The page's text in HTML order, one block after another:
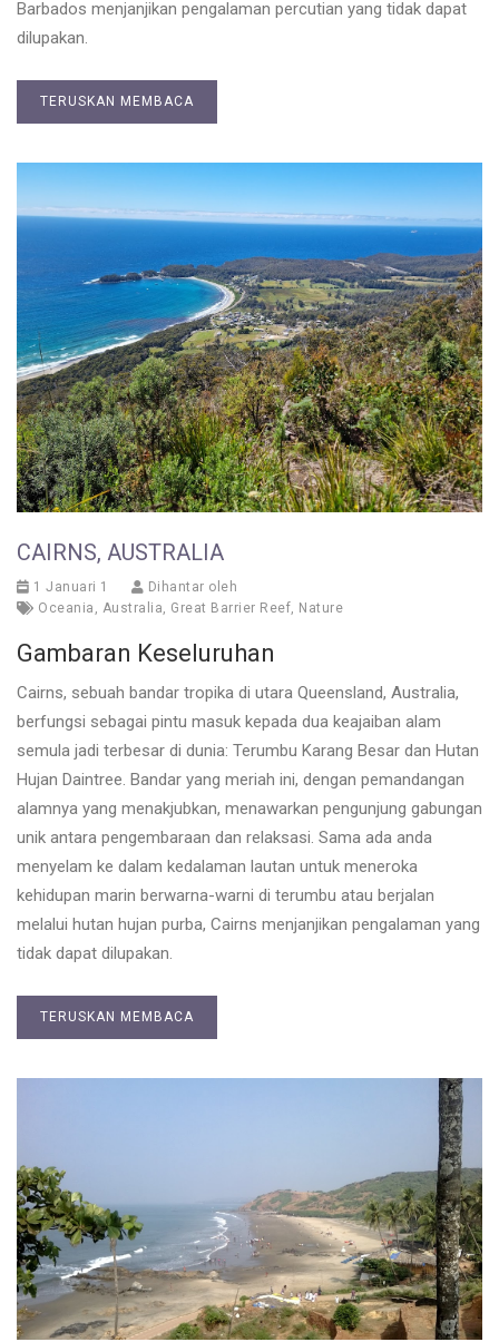
Barbados menjanjikan pengalaman percutian yang tidak dapat
dilupakan.
TERUSKAN MEMBACA
CAIRNS, AUSTRALIA
1 Januari 1
Dihantar oleh
Oceania , Australia, Great Barrier Reef, Nature
Gambaran Keseluruhan
Cairns, sebuah bandar tropika di utara Queensland, Australia,
berfungsi sebagai pintu masuk kepada dua keajaiban alam
semula jadi terbesar di dunia: Terumbu Karang Besar dan Hutan
Hujan Daintree. Bandar yang meriah ini, dengan pemandangan
alamnya yang menakjubkan, menawarkan pengunjung gabungan
unik antara pengembaraan dan relaksasi. Sama ada anda
menyelam ke dalam kedalaman lautan untuk meneroka
kehidupan marin berwarna-warni di terumbu atau berjalan
melalui hutan hujan purba, Cairns menjanjikan pengalaman yang
tidak dapat dilupakan.
TERUSKAN MEMBACA